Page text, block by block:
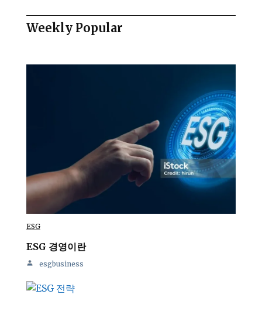
Weekly Popular
ESG
ESG 경영이란
esgbusiness